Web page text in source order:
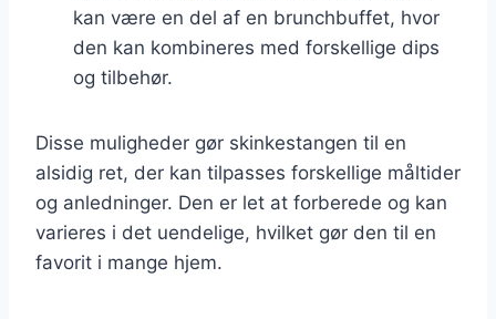
kan være en del af en brunchbuffet, hvor
den kan kombineres med forskellige dips
og tilbehør.
Disse muligheder gør skinkestangen til en
alsidig ret, der kan tilpasses forskellige måltider
og anledninger. Den er let at forberede og kan
varieres i det uendelige, hvilket gør den til en
favorit i mange hjem.